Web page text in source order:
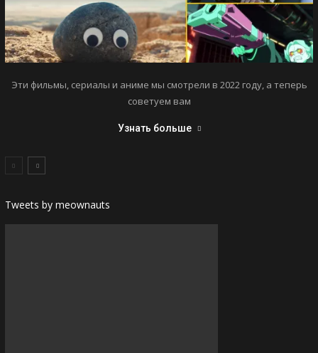
Эти фильмы, сериалы и аниме мы смотрели в 2022 году, а теперь
советуем вам
Узнать больше
Tweets by meownauts